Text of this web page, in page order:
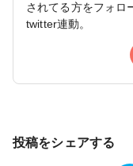
されてる方をフォロ
twitter連動。
投稿をシェアする